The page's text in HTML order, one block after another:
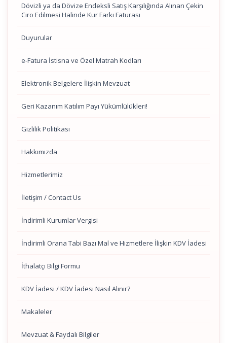
Dövizli ya da Dövize Endeksli Satış Karşılığında Alınan Çekin
Ciro Edilmesi Halinde Kur Farkı Faturası
Duyurular
e-Fatura İstisna ve Özel Matrah Kodları
Elektronik Belgelere İlişkin Mevzuat
Geri Kazanım Katılım Payı Yükümlülükleri!
Gizlilik Politikası
Hakkımızda
Hizmetlerimiz
İletişim / Contact Us
İndirimli Kurumlar Vergisi
İndirimli Orana Tabi Bazı Mal ve Hizmetlere İlişkin KDV İadesi
İthalatçı Bilgi Formu
KDV İadesi / KDV İadesi Nasıl Alınır?
Makaleler
Mevzuat & Faydalı Bilgiler